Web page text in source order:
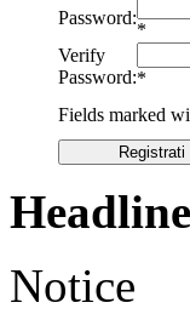
Password:
*
Verify
Password:*
Fields marked
Registrati
Notice